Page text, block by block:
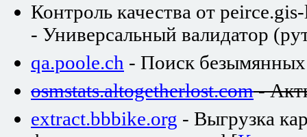
Контроль качества от
- Универсальный валидатор
qa.poole.ch - Поиск
osmstats.altogetherlost.com-
extract.bbbike.org - Выгрузка